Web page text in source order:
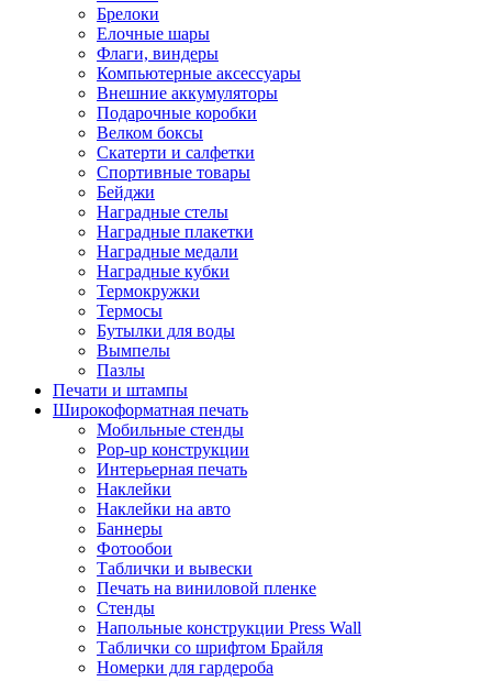
Брелоки
Елочные шары
Флаги, виндеры
Компьютерные аксессуары
Внешние аккумуляторы
Подарочные коробки
Велком боксы
Скатерти и салфетки
Спортивные товары
Бейджи
Наградные стелы
Наградные плакетки
Наградные медали
Наградные кубки
Термокружки
Термосы
Бутылки для воды
Вымпелы
Пазлы
Печати и штампы
Широкоформатная печать
Мобильные стенды
Pop-up конструкции
Интерьерная печать
Наклейки
Наклейки на авто
Баннеры
Фотообои
Таблички и вывески
Печать на виниловой пленке
Стенды
Напольные конструкции Press Wall
Таблички со шрифтом Брайля
Номерки для гардероба